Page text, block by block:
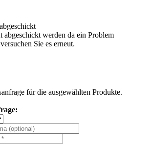
abgeschickt werden da ein Problem
Sie es erneut.
für die ausgewählten Produkte.